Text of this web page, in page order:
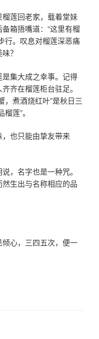
莲回老家，载着堂妹
箱捂嘴道：“这里有榴
行。叹息对榴莲深恶痛
？
集大成之幸事。记得
齐在榴莲柜台驻足。
，煮酒烧红叶”是秋日三
莲”。
也只能由挚友带来
，名字也是一种咒。
生出与名称相应的品
心，三四五次，便一